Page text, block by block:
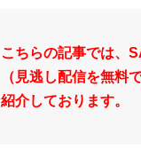
こちらの記事では、
（見逃し配信を無料
紹介しております。